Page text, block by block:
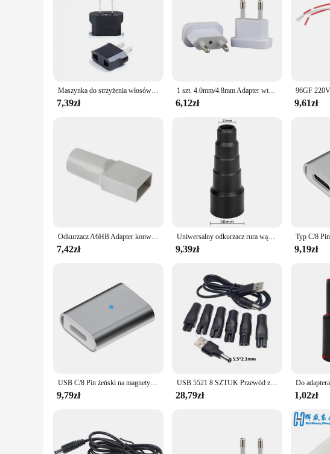
**Enhanced Body Care Experience**
The konwerter Do pielęgnacji ciała agd-akcesoria is a must-have for
withstand the rigors of daily use while maintaining its sleek, modern
beauty therapist or a home user, this versatile tool is perfect for a variety of
**Versatile and User-Friendly**
tasks. From shaving to exfoliating, this konwerter is designed to deliver a
regular use. The konwerter is a testament to the blend of functionality and
Whether you're a professional beauty therapist or a home user, the
both professional and personal use, ensuring that you get the best value for
stock up on high-quality body care accessories. With this konwerter, you
it is stylish.
Maszynka do strzyżenia włosów Kr American European AU EU To US UK Power Plug Adapter USA Israel Brazil Travel Adapter Plug Converter Japan Korea
7,39zł
1 szt. 4.0mm/4.8mm Adapter wtyczki zasilającej nas do UE Euro Europe wtyczka zasilania konwerter wtyczki Adapter podróżny konwerter zasilania Outlet
6,12zł 9,61zł
Odkurzacz A6HB Adapter konwertera węża do odpylacza mediów SC861/861A C
7,42zł
Uniwersalny odkurzacz rura wąż Adapter konwerter 50/42/34/30/23mm zamiatarka akcesoria szybka wysyłka
9,39zł 9,19zł
USB C/8 Pin żeński na magnetyczny 3Pin Adapter szybkiego ładowania konwerter kabel do ładowarki złącze do elektrycznej szczoteczki do zębów Laifen Wave
9,79zł
USB 5521 8 SZTUK Przewód zasilający 5V Adapter USB Kabel ładowarki Konwerter DC Do golarki Philips Do maszynki do strzyżenia Panasonic Razor
28,79zł 1,02zł